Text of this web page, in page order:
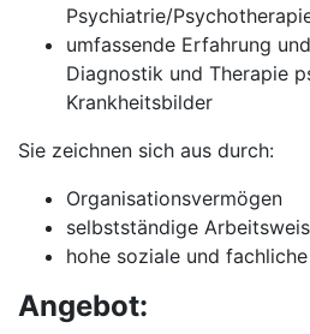
Psychiatrie/
umfassende Erfahrung
Diagnostik und Therapie
Krankheitsbilder
Sie zeichnen sich aus durch:
Organisationsvermögen
selbstständige
hohe soziale und
Angebot: